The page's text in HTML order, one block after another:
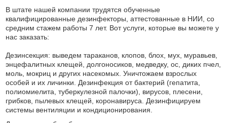
В штате нашей компании трудятся обученные
квалифицированные дезинфекторы, аттестованные в НИИ, со
средним стажем работы 7 лет. Вот услуги, которые вы можете у
нас заказать:
Дезинсекция: выведем тараканов, клопов, блох, мух, муравьев,
энцефалитных клещей, долгоносиков, медведку, ос, диких пчел,
моль, мокриц и других насекомых. Уничтожаем взрослых
особей и их личинки. Дезинфекция от бактерий (гепатита,
полиомиелита, туберкулезной палочки), вирусов, плесени,
грибков, пылевых клещей, коронавируса. Дезинфицируем
системы вентиляции и кондиционирования.